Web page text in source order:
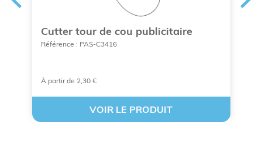
Cutter tour de cou publicitaire
Référence : PAS-C3416
À partir de 2,30 €
VOIR LE PRODUIT